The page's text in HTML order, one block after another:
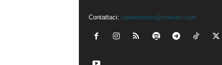
Contattaci: coelumastro@coelum.com